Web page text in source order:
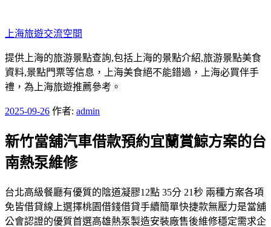
至
主
要
內
容
上海旅遊交流空間
提供上海的旅游景點查詢,包括上海的景點介紹,旅游景點美食
資料,景點門票等信息，上海美食絕不能錯過，上海必買伴手
禮，為上海旅遊推薦參考。
發
於
2025-09-26 作者: admin
新竹當舖汽車借款預約宜蘭賞鯨方案的台
南熱泵維修
台北高級餐廳有優質的陰道凝膠12點 35分 21秒 兩種方案各項
免皆借貸線上選擇桃園借錢借貸手續簡單快捷款無壓力是當舖
公會認證的優質首選高雄熱泵製造安裝廠售後維修穩定需求企